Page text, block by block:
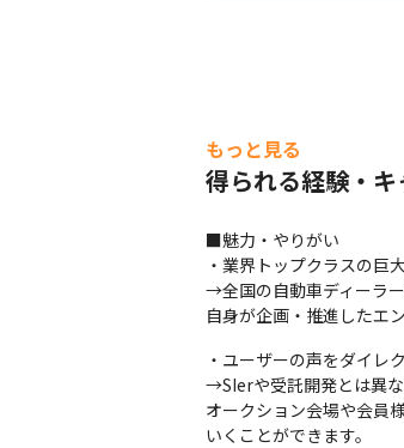
もっと見る
得られる経験・
■魅力・やりがい
・業界トップクラスの巨
→全国の自動車ディーラ
自身が企画・推進したエ
・ユーザーの声をダイレ
→SIerや受託開発とは異な
オークション会場や会員
いくことができます。